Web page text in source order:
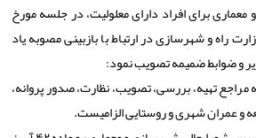
برای افراد دارای معلولیت، در جلسه مورخ
وزارت راه و شهرسازی در ارتباط با بازبینی مصوبه یاد
و ضوابط ضمیمه تصویب نمود:
تهیه، بررسی، تصویب، نظارت، صدور پروانه،
و عمران شهری و روستایی الزامیست.